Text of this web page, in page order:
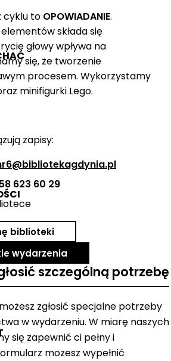
cyklu to OPOWIADANIE.
składa się
głowy wpływa na
się, że tworzenie
procesem. Wykorzystamy
minifigurki Lego.
zapisy:
58 623 60 29
biblioteki
wydarzenia
szczególną potrzebę
zgłosić specjalne potrzeby
w wydarzeniu. W miarę naszych
się zapewnić ci pełny i
możesz wypełnić